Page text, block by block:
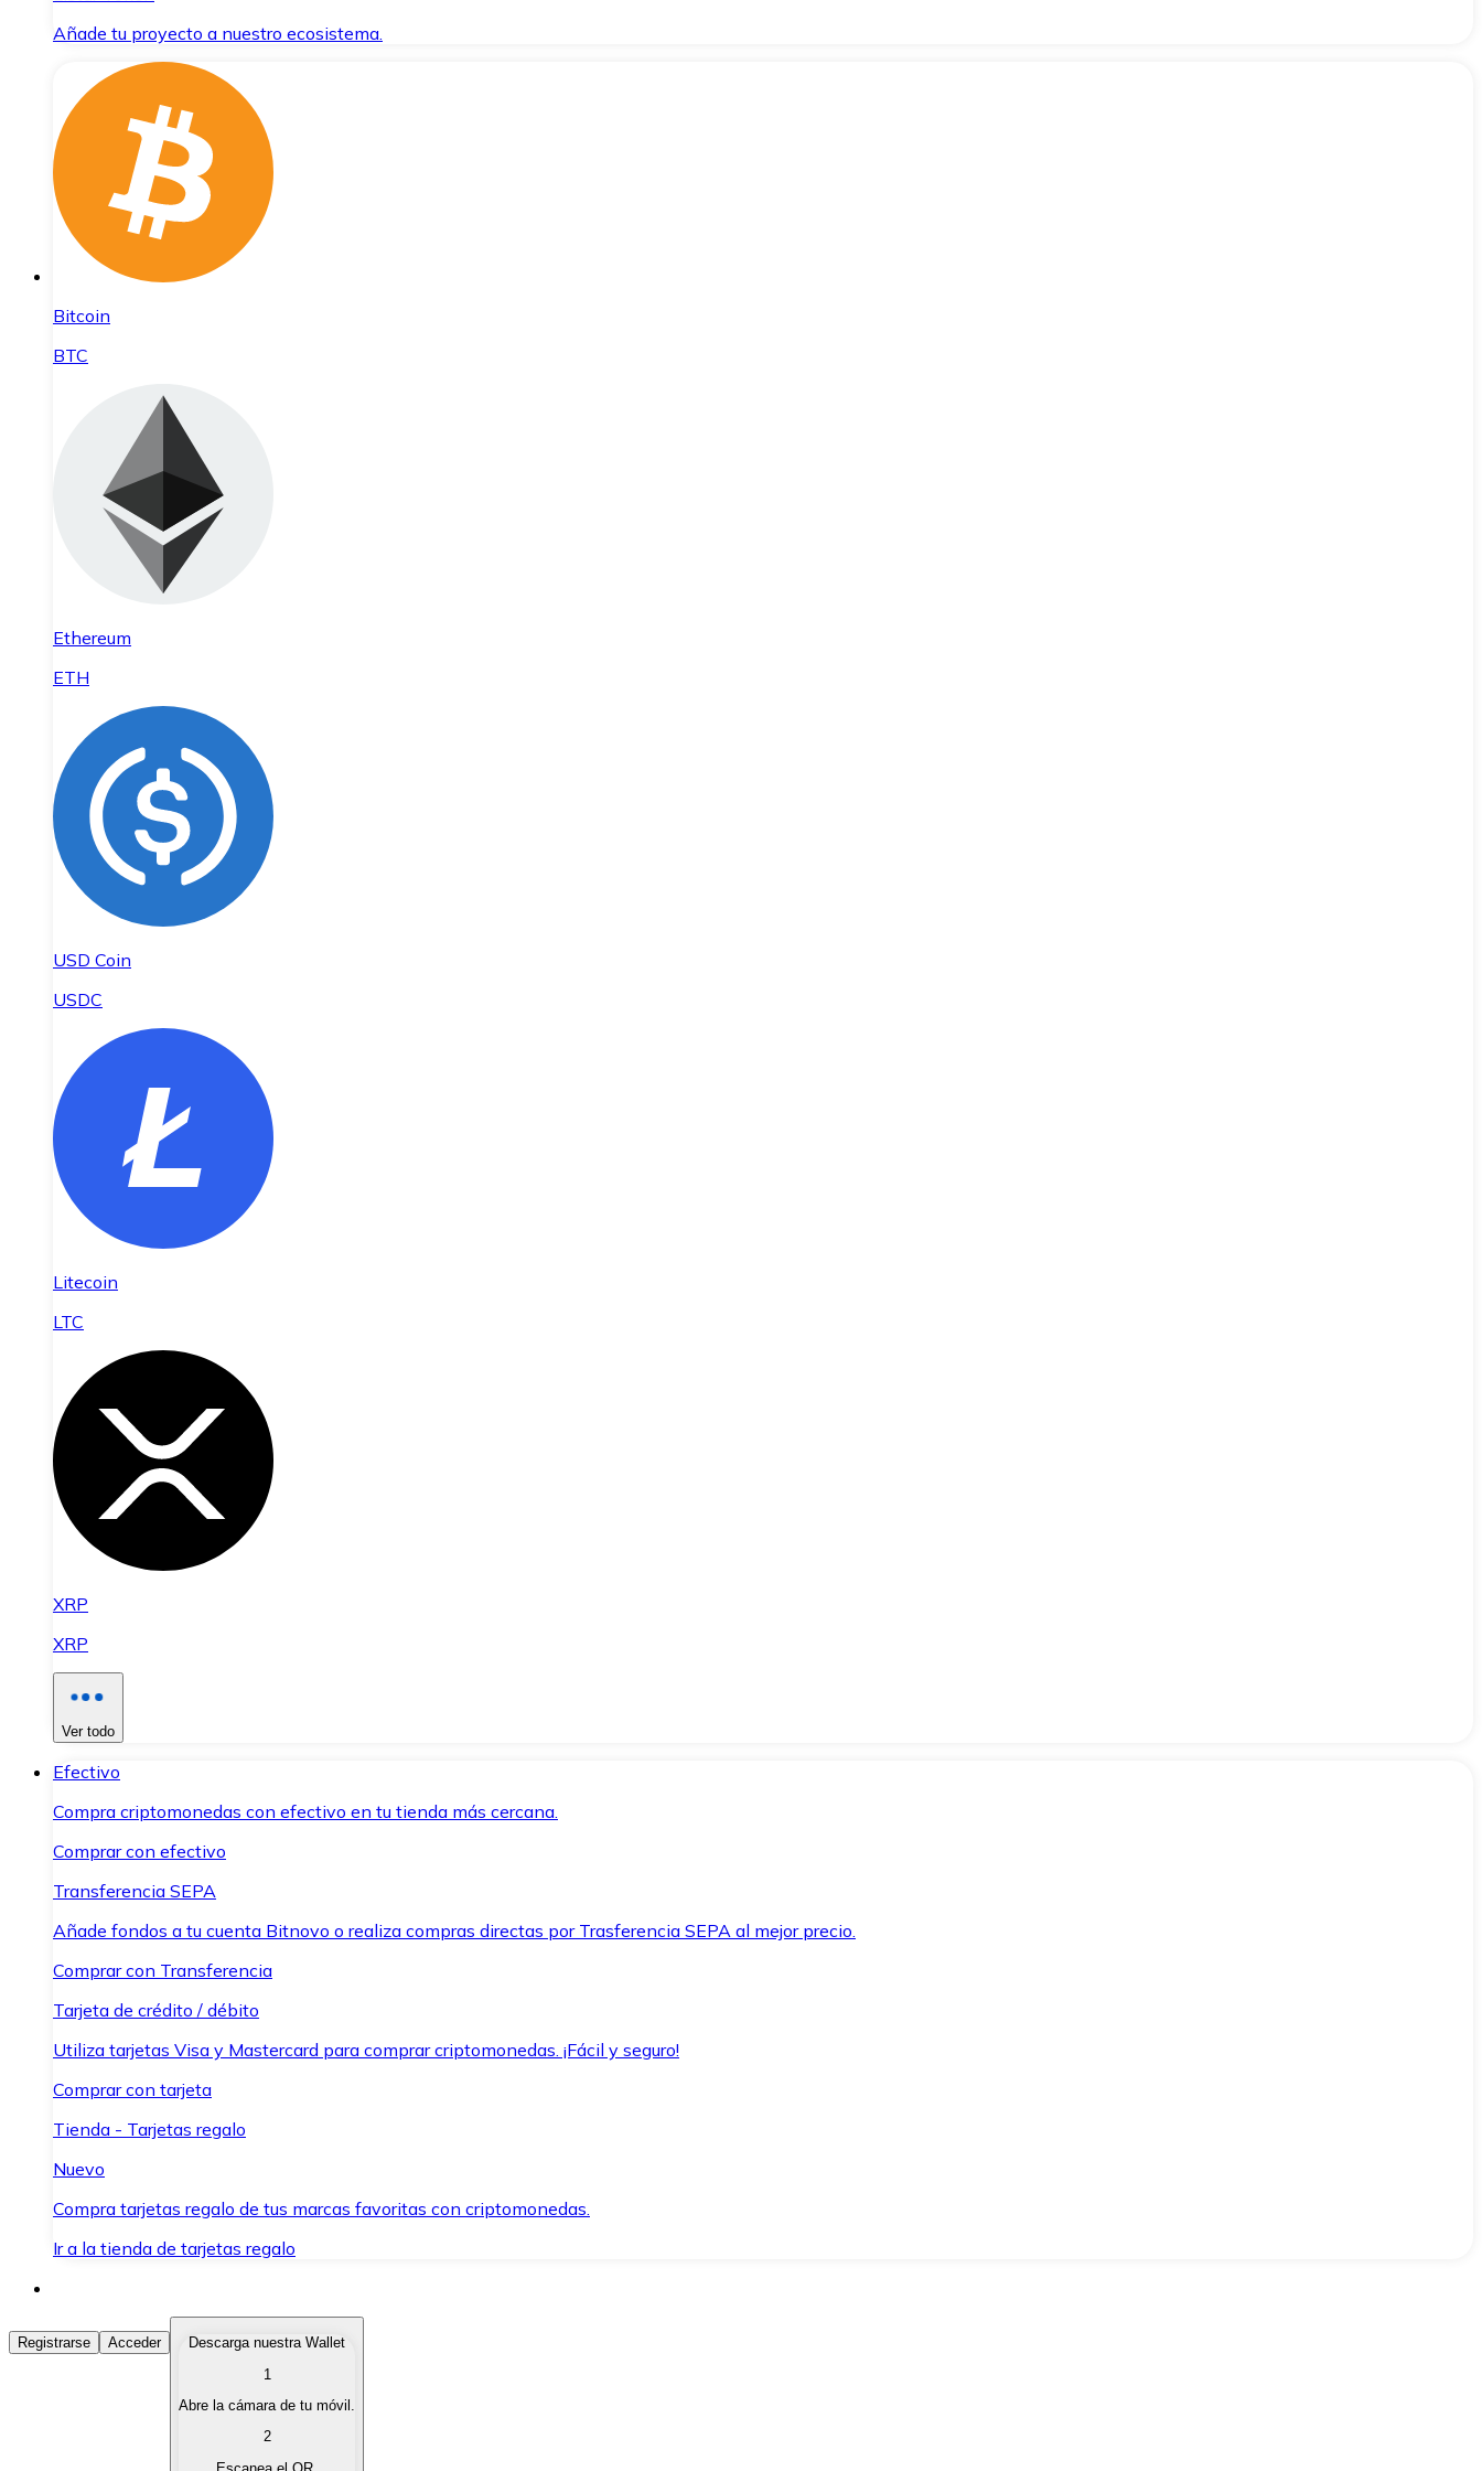
Añade tu proyecto a nuestro ecosistema.
Bitcoin
BTC
Ethereum
ETH
USD Coin
USDC
Litecoin
LTC
XRP
XRP
Ver todo
Efectivo
Compra criptomonedas con efectivo en tu tienda más cercana.
Comprar con efectivo
Transferencia SEPA
Añade fondos a tu cuenta Bitnovo o realiza compras directas por Trasferencia SEPA al mejor precio.
Comprar con Transferencia
Tarjeta de crédito / débito
Utiliza tarjetas Visa y Mastercard para comprar criptomonedas. ¡Fácil y seguro!
Comprar con tarjeta
Tienda - Tarjetas regalo
Nuevo
Compra tarjetas regalo de tus marcas favoritas con criptomonedas.
Ir a la tienda de tarjetas regalo
Comprar Criptomonedas
Compra criptomonedas con diferentes métodos de pago.
Vende tus criptomonedas de forma rápida y segura.
Registrarse Acceder
Descarga nuestra Wallet
1
Abre la cámara de tu móvil.
2